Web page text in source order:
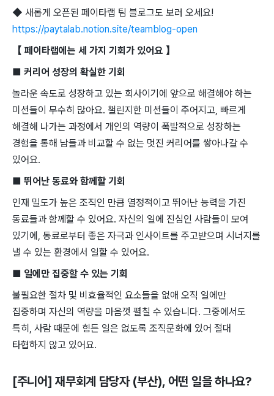
◆ 새롭게 오픈된 페이타랩 팀 블로그도 보러 오세요!
https://paytalab.notion.site/teamblog-open
【 페이타랩에는 세 가지 기회가 있어요 】
■ 커리어 성장의 확실한 기회
놀라운 속도로 성장하고 있는 회사이기에 앞으로 해결해야 하는
미션들이 무수히 많아요. 챌린지한 미션들이 주어지고, 빠르게
해결해 나가는 과정에서 개인의 역량이 폭발적으로 성장하는
경험을 통해 남들과 비교할 수 없는 멋진 커리어를 쌓아나갈 수
있어요.
■ 뛰어난 동료와 함께할 기회
인재 밀도가 높은 조직인 만큼 열정적이고 뛰어난 능력을 가진
동료들과 함께할 수 있어요. 자신의 일에 진심인 사람들이 모여
있기에, 동료로부터 좋은 자극과 인사이트를 주고받으며 시너지를
낼 수 있는 환경에서 일할 수 있어요.
■ 일에만 집중할 수 있는 기회
불필요한 절차 및 비효율적인 요소들을 없애 오직 일에만
집중하며 자신의 역량을 마음껏 펼칠 수 있습니다. 그중에서도
특히, 사람 때문에 힘든 일은 없도록 조직문화에 있어 절대
타협하지 않고 있어요.
[주니어] 재무회계 담당자 (부산), 어떤 일을 하나요?